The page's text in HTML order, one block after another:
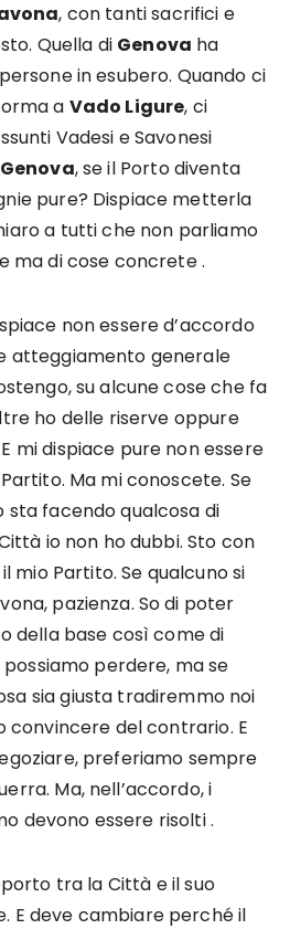
, con tanti sacrifici e
Quella di Genova ha
in esubero. Quando ci
a Vado Ligure, ci
Vadesi e Savonesi
Genova, se il Porto diventa
pure? Dispiace metterla
a tutti che non parliamo
ma di cose concrete .
non essere d’accordo
atteggiamento generale
su alcune cose che fa
ho delle riserve oppure
mi dispiace pure non essere
Ma mi conoscete. Se
sta facendo qualcosa di
io non ho dubbi. Sto con
mio Partito. Se qualcuno si
pazienza. So di poter
della base così come di
perdere, ma se
sia giusta tradiremmo noi
convincere del contrario. E
preferiamo sempre
Ma, nell’accordo, i
devono essere risolti .
tra la Città e il suo
E deve cambiare perché il